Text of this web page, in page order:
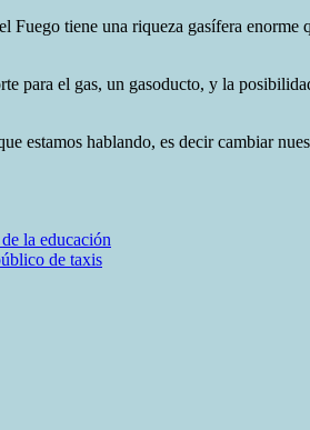
tiene una riqueza gasífera
para el gas, un gasoducto, y la
estamos hablando, es decir cambiar
la educación
de taxis